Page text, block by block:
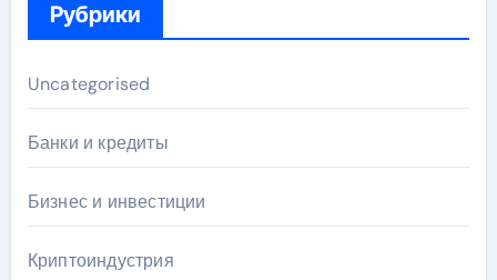
Рубрики
Uncategorised
Банки и кредиты
Бизнес и инвестиции
Криптоиндустрия